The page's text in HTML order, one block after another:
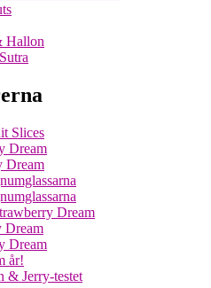
Hallon
Slices
Dream
Dream
Dream
Dream
Dream
år!
& Jerry-testet